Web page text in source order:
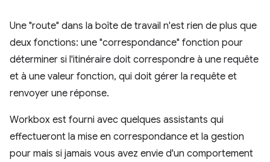
Une "route" dans la boîte de travail n'est rien de plus que
deux fonctions: une "correspondance" fonction pour
déterminer si l'itinéraire doit correspondre à une requête
et à une valeur fonction, qui doit gérer la requête et
renvoyer une réponse.
Workbox est fourni avec quelques assistants qui
effectueront la mise en correspondance et la gestion
pour mais si jamais vous avez envie d'un comportement